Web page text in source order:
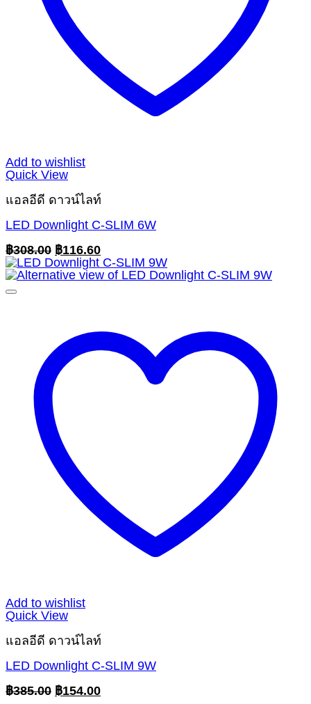
Add to wishlist
Quick View
แอลอีดี ดาวน์ไลท์
LED Downlight C-SLIM 6W
฿308.00 Original
price
was:
฿116.60Current
price
is:
Add to wishlist
Quick View
แอลอีดี ดาวน์ไลท์
LED Downlight C-SLIM 9W
฿385.00 Original
฿154.00Current